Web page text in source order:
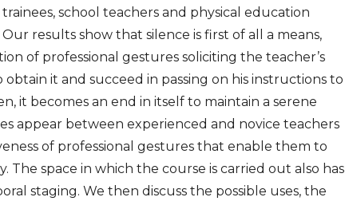
school teachers and physical education
results show that silence is first of all a means,
of professional gestures soliciting the teacher’s
it and succeed in passing on his instructions to
it becomes an end in itself to maintain a serene
appear between experienced and novice teachers
of professional gestures that enable them to
The space in which the course is carried out also has
staging. We then discuss the possible uses, the